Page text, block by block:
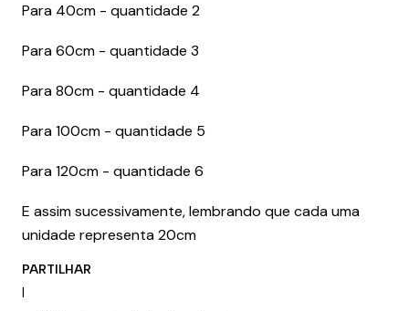
Para 40cm - quantidade 2
Para 60cm - quantidade 3
Para 80cm - quantidade 4
Para 100cm - quantidade 5
Para 120cm - quantidade 6
E assim sucessivamente, lembrando que cada uma
unidade representa 20cm
PARTILHAR
|